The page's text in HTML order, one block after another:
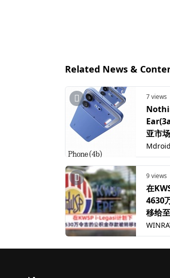
Related News &
7 views
亚市场
Mdroid
9 views
在
4630
移给